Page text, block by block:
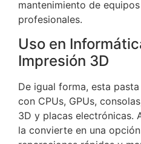
mantenimiento de
profesionales.
Uso en
Impresión 3D
De igual forma, esta
con CPUs, GPUs,
3D y placas electrónicas.
la convierte en una